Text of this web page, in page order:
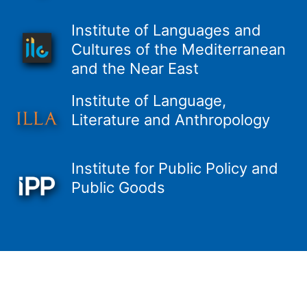
Institute of Languages and
Cultures of the Mediterranean
and the Near East
Institute of Language,
Literature and Anthropology
Institute for Public Policy and
Public Goods